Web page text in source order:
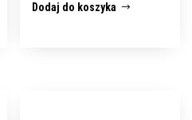
Dodaj do koszyka